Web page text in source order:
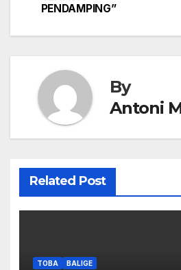
navigation
PENDAMPING”
By
Antoni
Related Post
TOBA BALIGE